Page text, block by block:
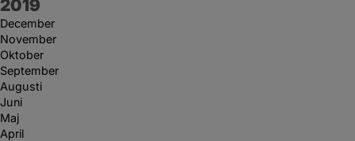
År:
2019
December
November
Oktober
September
Augusti
Juni
Maj
April